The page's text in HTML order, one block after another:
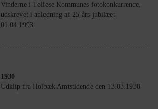
Vinderne i Tølløse Kommunes fotokonkurrence,
udskrevet i anledning af 25-års jubilæet
01.04.1993.
1930
Udklip fra Holbæk Amtstidende den 13.03.1930